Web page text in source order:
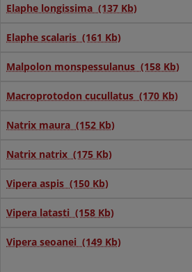
Elaphe longissima (137 Kb)
Elaphe scalaris (161 Kb)
Malpolon monspessulanus (158 Kb)
Macroprotodon cucullatus (170 Kb)
Natrix maura (152 Kb)
Natrix natrix (175 Kb)
Vipera aspis (150 Kb)
Vipera latasti (158 Kb)
Vipera seoanei (149 Kb)